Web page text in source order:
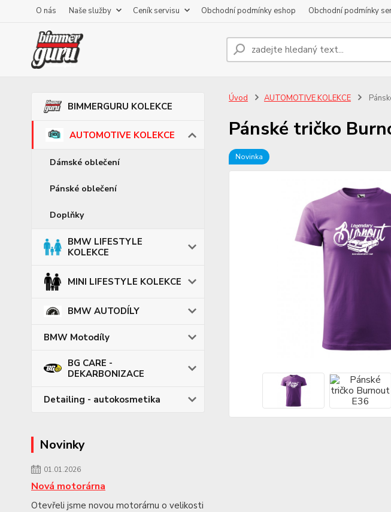
O nás Naše služby Ceník servisu Obchodní podmínky eshop Obchodní podmínky
BIMMERGURU KOLEKCE
AUTOMOTIVE KOLEKCE
Dámské oblečení
Pánské oblečení
Doplňky
BMW LIFESTYLE
KOLEKCE
MINI LIFESTYLE KOLEKCE
BMW AUTODÍLY
BMW Motodíly
BG CARE -
DEKARBONIZACE
Detailing - autokosmetika
Novinky
01.01.2026
Nová motorárna
Otevřeli jsme novou motorárnu o velikosti
Úvod AUTOMOTIVE KOLEKCE
Pánské tričko
Novinka